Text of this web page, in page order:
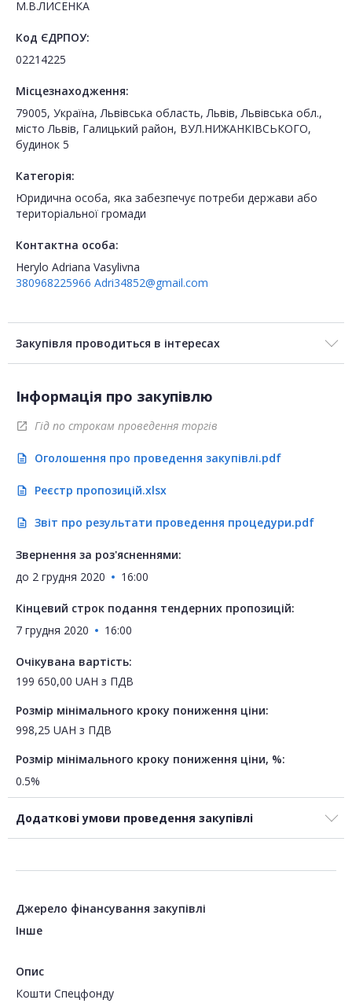
М.В.ЛИСЕНКА
Код ЄДРПОУ:
02214225
Місцезнаходження:
79005, Україна, Львівська область, Львів, Львівська обл.,
місто Львів, Галицький район, ВУЛ.НИЖАНКІВСЬКОГО,
будинок 5
Категорія:
Юридична особа, яка забезпечує потреби держави або
територіальної громади
Контактна особа:
Herylo Adriana Vasylivna
380968225966 Adri34852@gmail.com
Закупівля проводиться в інтересах
Інформація про закупівлю
open_in_new Гід по строкам проведення торгів
description Оголошення про проведення закупівлі.pdf
description Реєстр пропозицій.xlsx
description Звіт про результати проведення процедури.pdf
Звернення за роз'ясненнями:
до 2 грудня 2020 16:00
Кінцевий строк подання тендерних пропозицій:
7 грудня 2020
16:00
Очікувана вартість:
199 650,00 UAH з ПДВ
Розмір мінімального кроку пониження ціни:
998,25 UAH з ПДВ
Розмір мінімального кроку пониження ціни, %:
0.5%
Додаткові умови проведення закупівлі
Джерело фінансування закупівлі
Інше
Опис
Кошти Спецфонду